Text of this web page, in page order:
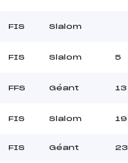
FIS Slalom
FIS Slalom 5
FFS Géant 13
FIS Slalom 19
FIS Géant 23